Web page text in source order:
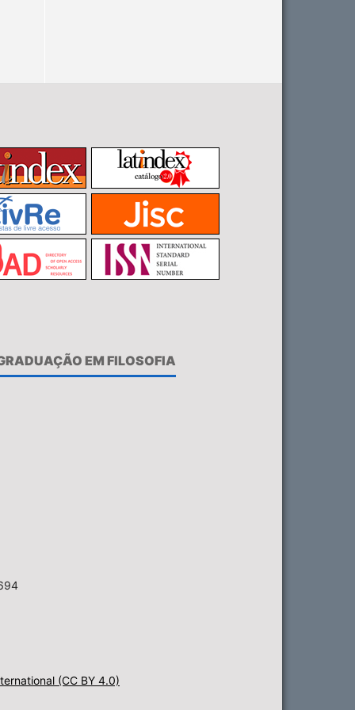
EM FILOSOFIA
(CC BY 4.0)